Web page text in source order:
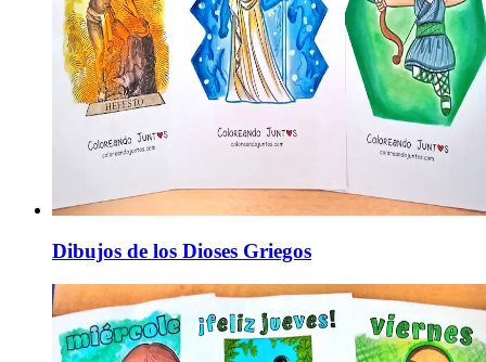
Dibujos de los Dioses Griegos